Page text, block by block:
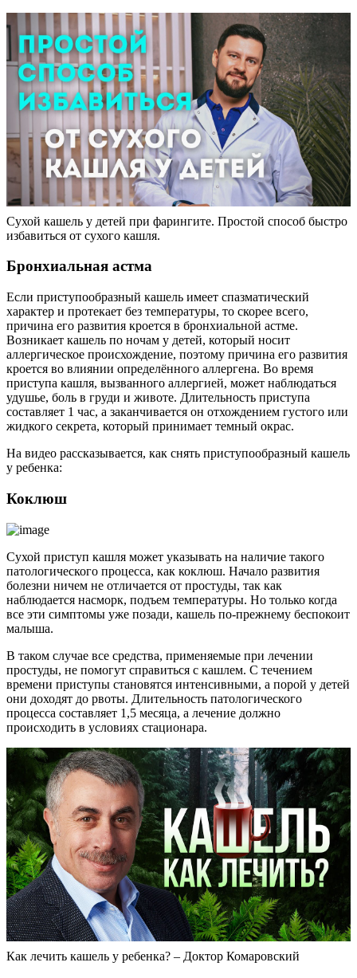
Сухой кашель у детей при фарингите. Простой способ быстро
избавиться от сухого кашля.
Бронхиальная астма
Если приступообразный кашель имеет спазматический
характер и протекает без температуры, то скорее всего,
причина его развития кроется в бронхиальной астме.
Возникает кашель по ночам у детей, который носит
аллергическое происхождение, поэтому причина его развития
кроется во влиянии определённого аллергена. Во время
приступа кашля, вызванного аллергией, может наблюдаться
удушье, боль в груди и животе. Длительность приступа
составляет 1 час, а заканчивается он отхождением густого или
жидкого секрета, который принимает темный окрас.
На видео рассказывается, как снять приступообразный кашель
у ребенка:
Коклюш
Сухой приступ кашля может указывать на наличие такого
патологического процесса, как коклюш. Начало развития
болезни ничем не отличается от простуды, так как
наблюдается насморк, подъем температуры. Но только когда
все эти симптомы уже позади, кашель по-прежнему беспокоит
малыша.
В таком случае все средства, применяемые при лечении
простуды, не помогут справиться с кашлем. С течением
времени приступы становятся интенсивными, а порой у детей
они доходят до рвоты. Длительность патологического
процесса составляет 1,5 месяца, а лечение должно
происходить в условиях стационара.
Как лечить кашель у ребенка? – Доктор Комаровский